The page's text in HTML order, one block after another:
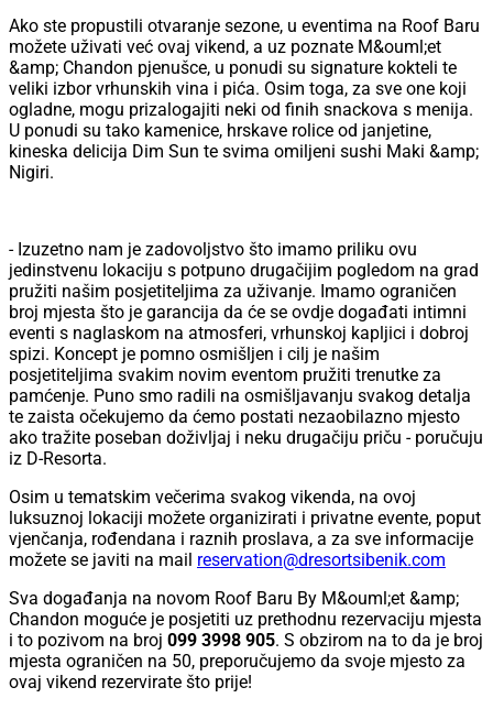
Ako ste propustili otvaranje sezone, u eventima na Roof Baru
možete uživati već ovaj vikend, a uz poznate M&ouml;et
&amp; Chandon pjenušce, u ponudi su signature kokteli te
veliki izbor vrhunskih vina i pića. Osim toga, za sve one koji
ogladne, mogu prizalogajiti neki od finih snackova s menija.
U ponudi su tako kamenice, hrskave rolice od janjetine,
kineska delicija Dim Sun te svima omiljeni sushi Maki &amp;
Nigiri.
- Izuzetno nam je zadovoljstvo što imamo priliku ovu
jedinstvenu lokaciju s potpuno drugačijim pogledom na grad
pružiti našim posjetiteljima za uživanje. Imamo ograničen
broj mjesta što je garancija da će se ovdje događati intimni
eventi s naglaskom na atmosferi, vrhunskoj kapljici i dobroj
spizi. Koncept je pomno osmišljen i cilj je našim
posjetiteljima svakim novim eventom pružiti trenutke za
pamćenje. Puno smo radili na osmišljavanju svakog detalja
te zaista očekujemo da ćemo postati nezaobilazno mjesto
ako tražite poseban doživljaj i neku drugačiju priču - poručuju
iz D-Resorta.
Osim u tematskim večerima svakog vikenda, na ovoj
luksuznoj lokaciji možete organizirati i privatne evente, poput
vjenčanja, rođendana i raznih proslava, a za sve informacije
možete se javiti na mail reservation@dresortsibenik.com
Sva događanja na novom Roof Baru By M&ouml;et &amp;
Chandon moguće je posjetiti uz prethodnu rezervaciju mjesta
i to pozivom na broj 099 3998 905. S obzirom na to da je broj
mjesta ograničen na 50, preporučujemo da svoje mjesto za
ovaj vikend rezervirate što prije!